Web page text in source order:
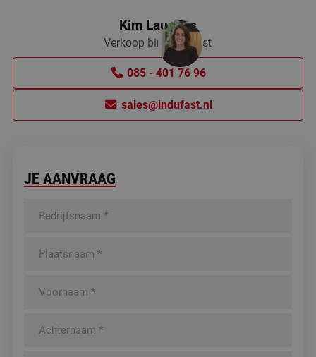
Kim Lauwers
Verkoop binnendienst
085 - 401 76 96
sales@indufast.nl
JE AANVRAAG